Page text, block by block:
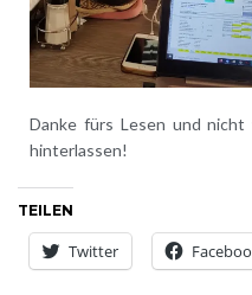
Danke fürs Lesen und nicht
hinterlassen!
TEILEN
Twitter